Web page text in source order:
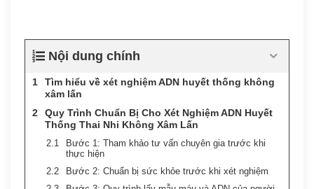
Nội dung chính
Tìm hiểu về xét nghiệm ADN huyết thống không
xâm lấn
Quy Trình Chuẩn Bị Cho Xét Nghiệm ADN Huyết
Thống Thai Nhi Không Xâm Lấn
Bước 1: Tham khảo tư vấn chuyên gia trước khi
thực hiện
Bước 2: Chuẩn bị sức khỏe trước khi xét nghiệm